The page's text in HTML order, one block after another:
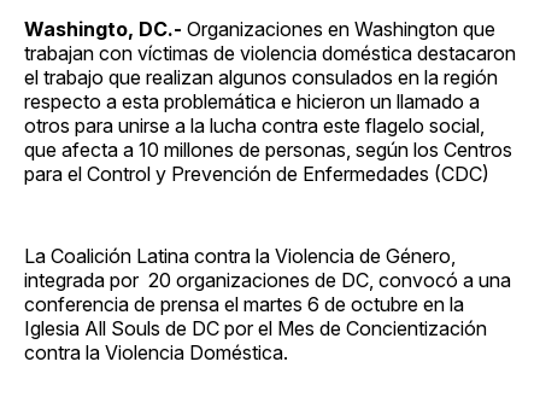
Washingto, DC.- Organizaciones en Washington que
trabajan con víctimas de violencia doméstica destacaron
el trabajo que realizan algunos consulados en la región
respecto a esta problemática e hicieron un llamado a
otros para unirse a la lucha contra este flagelo social,
que afecta a 10 millones de personas, según los Centros
para el Control y Prevención de Enfermedades (CDC)
La Coalición Latina contra la Violencia de Género,
integrada por 20 organizaciones de DC­, convocó a una
conferencia de prensa el martes 6 de octubre en la
Iglesia All Souls de DC por el Mes de Concientización
contra la Violencia Doméstica.